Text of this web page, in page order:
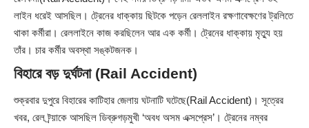
লাইন ধরেই আসছিল। ট্রেনের ধাক্কায় ছিটকে পড়েন রেললাইন রক্ষণাবেক্ষণের ট্রলিতে
থাকা কর্মীরা। রেললাইনে কাজ করছিলেন আর এক কর্মী। ট্রেনের ধাক্কায় মৃত্যু হয়
তাঁর। চার কর্মীর অবস্থা সঙ্কটজনক।
বিহারে বড় দুর্ঘটনা (Rail Accident)
শুক্রবার দুপুরে বিহারের কাটিহার জেলায় ঘটনাটি ঘটেছে(Rail Accident)। সূত্রের
খবর, রেল ট্র্য়াকে আসছিল ডিব্রুগড়মুখী ‘অবধ অসম এক্সপ্রেস’। ট্রেনের নম্বর